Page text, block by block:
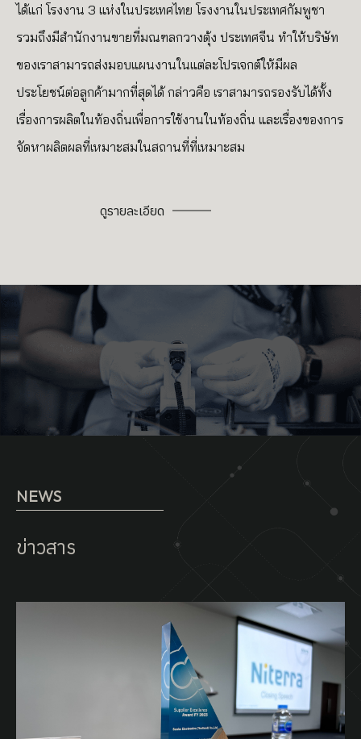
ได้แก่ โรงงาน 3 แห่งในประเทศไทย โรงงานในประเทศกัมพูชา
รวมถึงมีสำนักงานขายที่มณฑลกวางตุ้ง ประเทศจีน ทำให้บริษัท
ของเราสามารถส่งมอบแผนงานในแต่ละโปรเจกต์ให้มีผล
ประโยชน์ต่อลูกค้ามากที่สุดได้ กล่าวคือ เราสามารถรองรับได้ทั้ง
เรื่องการผลิตในท้องถิ่นเพื่อการใช้งานในท้องถิ่น และเรื่องของการ
จัดหาผลิตผลที่เหมาะสมในสถานที่ที่เหมาะสม
ดูรายละเอียด
NEWS
ข่าวสาร